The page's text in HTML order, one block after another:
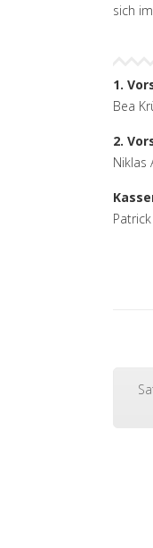
sich
1.
Bea
2.
Niklas